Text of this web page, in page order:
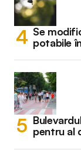
Se
potabile
pentru al